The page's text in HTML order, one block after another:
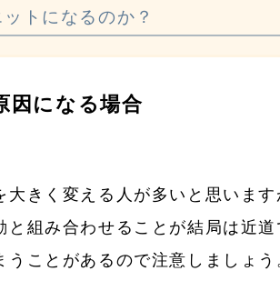
トになるのか？
因になる場合
大きく変える人が多いと思いま
と組み合わせることが結局は近
ことがあるので注意しましょう